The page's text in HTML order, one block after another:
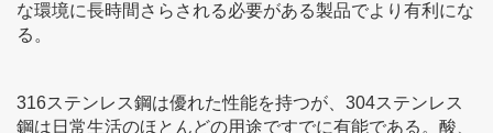
な環境に長時間さらされる必要がある製品でより有利にな
る。
316ステンレス鋼は優れた性能を持つが、304ステンレス
鋼は日常生活のほとんどの用途ですでに有能である。酸、